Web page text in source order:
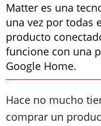
Matter es una
una vez por todas
producto
funcione con una
Google Home.
Hace no mucho
comprar un